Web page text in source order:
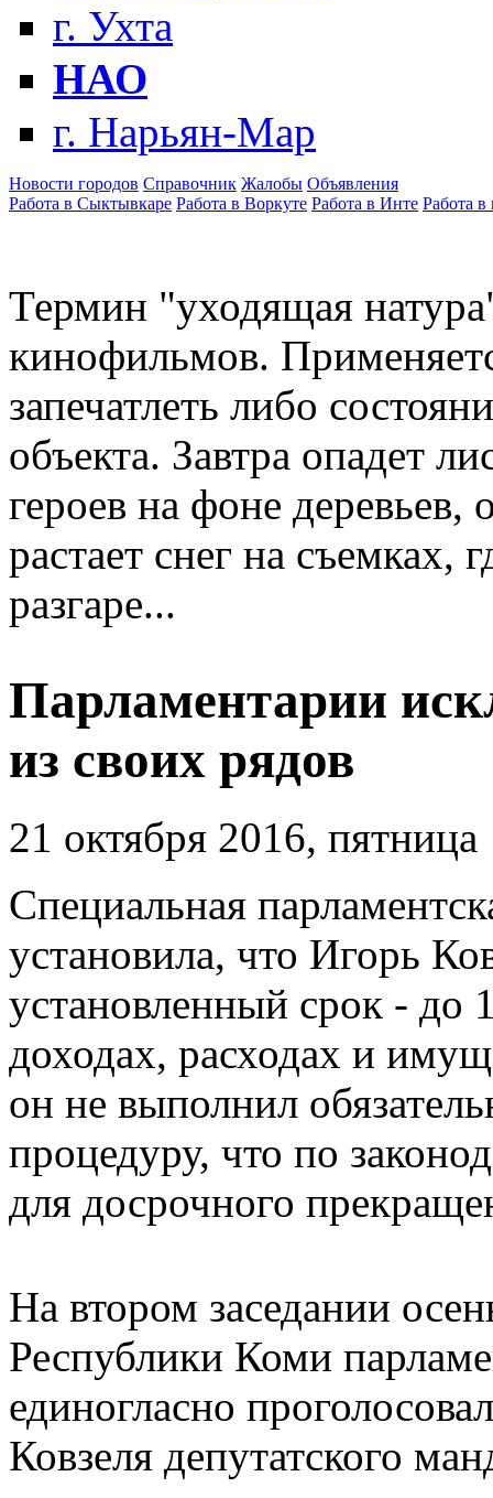
г. Ухта
НАО
г. Нарьян-Мар
Новости городов Справочник Жалобы Объявления
Работа в Сыктывкаре Работа в Воркуте Работа в Инте Работа в
Термин "уходящая
кинофильмов.
запечатлеть либо
объекта. Завтра опадет
героев на фоне деревьев,
растает снег на съемках,
разгаре...
Парламентарии
из своих рядов
21 октября 2016, пятница
Специальная
установила, что Игорь
установленный срок - до
доходах, расходах и
он не выполнил
процедуру, что по
для досрочного
На втором заседании
Республики Коми
единогласно
Ковзеля депутатского